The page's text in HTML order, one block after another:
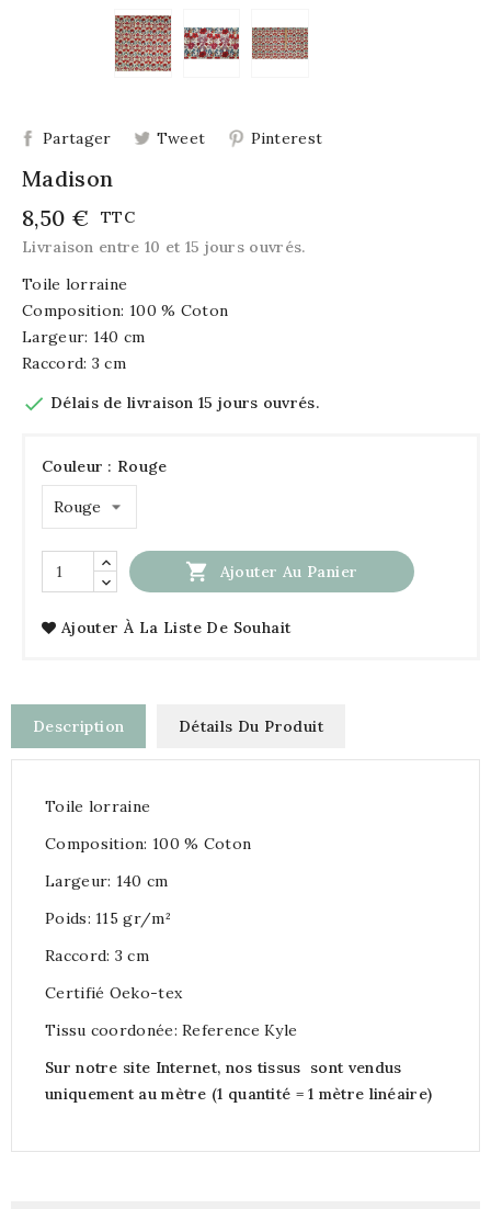
Partager Tweet Pinterest
Madison
8,50 €
TTC
Livraison entre 10 et 15 jours ouvrés.
Toile lorraine
Composition: 100 % Coton
Largeur: 140 cm
Raccord: 3 cm
 Délais de livraison 15 jours ouvrés.
Couleur : Rouge
 Ajouter Au Panier
Ajouter À La Liste De Souhait
Description Détails Du Produit
Toile lorraine
Composition: 100 % Coton
Largeur: 140 cm
Poids: 115 gr/m²
Raccord: 3 cm
Certifié Oeko-tex
Tissu coordonée: Reference Kyle
Sur notre site Internet, nos tissus sont vendus
uniquement au mètre (1 quantité = 1 mètre linéaire)